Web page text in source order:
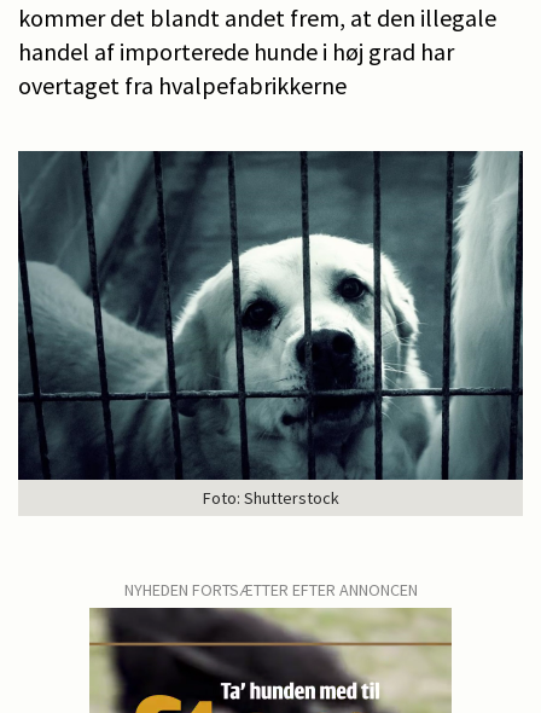
kommer det blandt andet frem, at den illegale
handel af importerede hunde i høj grad har
overtaget fra hvalpefabrikkerne
Foto: Shutterstock
NYHEDEN FORTSÆTTER EFTER ANNONCEN